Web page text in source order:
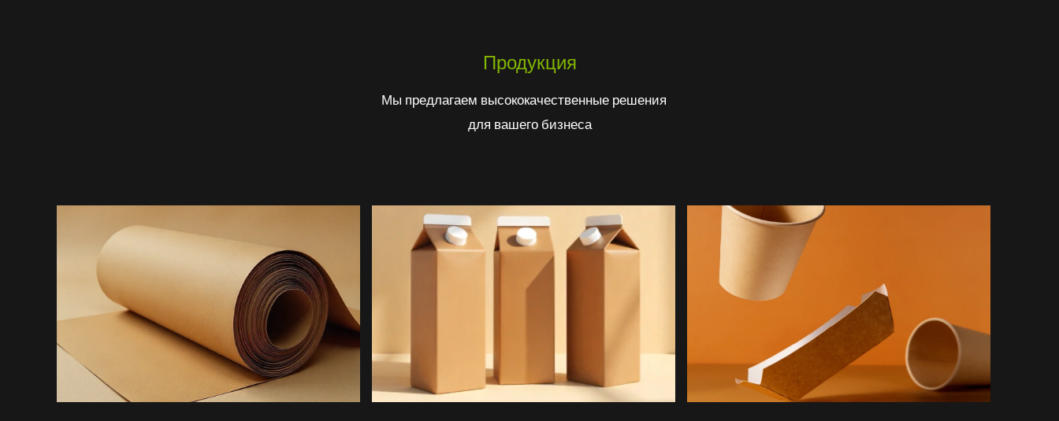
Продукция
Мы предлагаем высококачественные решения
для вашего бизнеса